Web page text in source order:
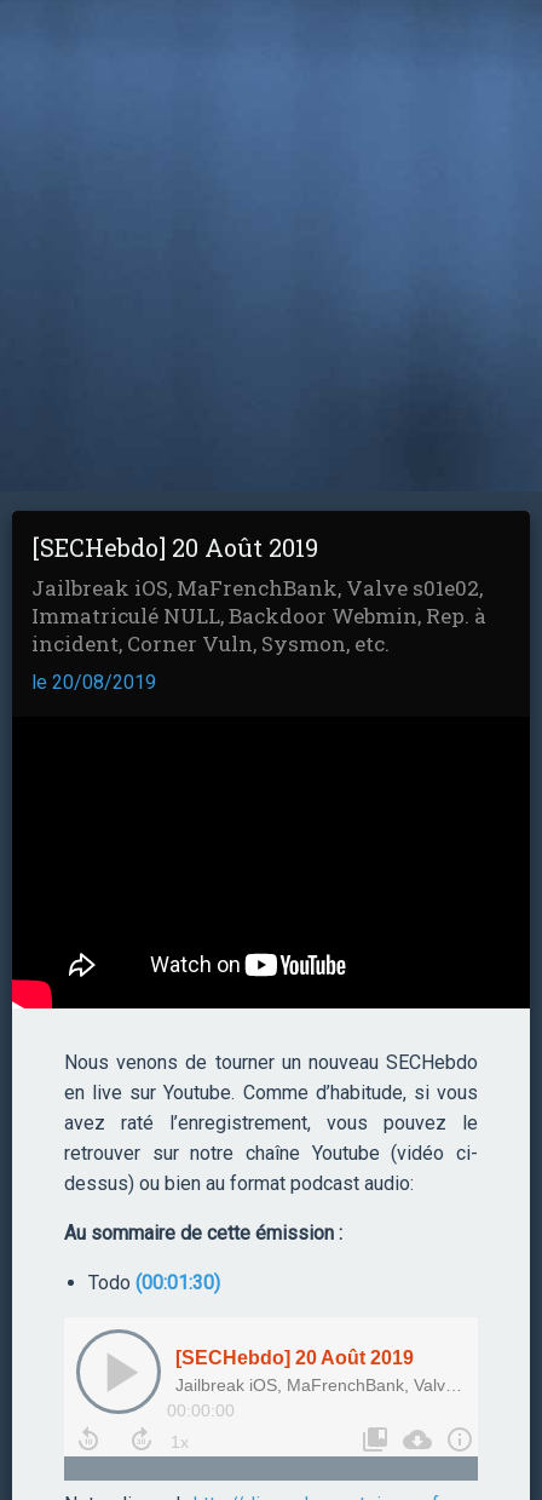
[SECHebdo] 20 Août 2019
Jailbreak iOS, MaFrenchBank, Valve s01e02,
Immatriculé NULL, Backdoor Webmin, Rep. à
incident, Corner Vuln, Sysmon, etc.
le 20/08/2019
Nous venons de tourner un nouveau SECHebdo
en live sur Youtube. Comme d’habitude, si vous
avez raté l’enregistrement, vous pouvez le
retrouver sur notre chaîne Youtube (vidéo ci-
dessus) ou bien au format podcast audio:
Au sommaire de cette émission :
Todo (00:01:30)